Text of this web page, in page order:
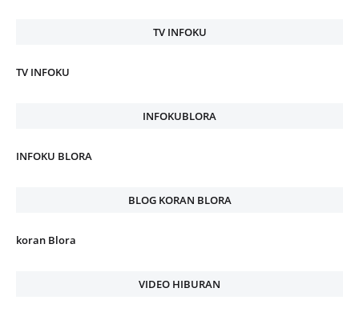
TV INFOKU
TV INFOKU
INFOKUBLORA
INFOKU BLORA
BLOG KORAN BLORA
koran Blora
VIDEO HIBURAN